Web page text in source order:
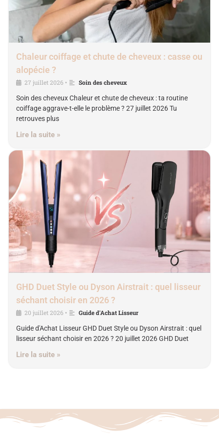
Chaleur coiffage et chute de cheveux : casse ou
alopécie ?
27 juillet 2026 •
Soin des cheveux
Soin des cheveux Chaleur et chute de cheveux : ta routine
coiffage aggrave-t-elle le problème ? 27 juillet 2026 Tu
retrouves plus
Lire la suite »
GHD Duet Style ou Dyson Airstrait : quel lisseur
séchant choisir en 2026 ?
20 juillet 2026 •
Guide d'Achat Lisseur
Guide d'Achat Lisseur GHD Duet Style ou Dyson Airstrait : quel
lisseur séchant choisir en 2026 ? 20 juillet 2026 GHD Duet
Lire la suite »